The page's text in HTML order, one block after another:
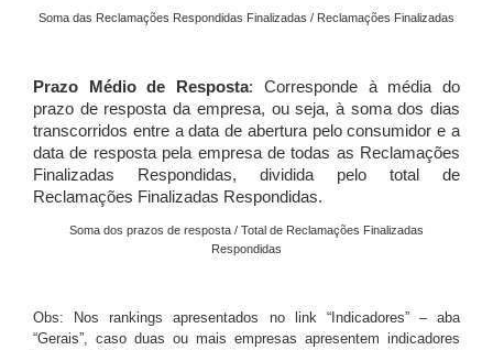
Soma das Reclamações Respondidas Finalizadas / Reclamações Finalizadas
Prazo Médio de Resposta: Corresponde à média do
prazo de resposta da empresa, ou seja, à soma dos dias
transcorridos entre a data de abertura pelo consumidor e a
data de resposta pela empresa de todas as Reclamações
Finalizadas Respondidas, dividida pelo total de
Reclamações Finalizadas Respondidas.
Soma dos prazos de resposta / Total de Reclamações Finalizadas
Respondidas
Obs: Nos rankings apresentados no link “Indicadores” – aba
“Gerais”, caso duas ou mais empresas apresentem indicadores